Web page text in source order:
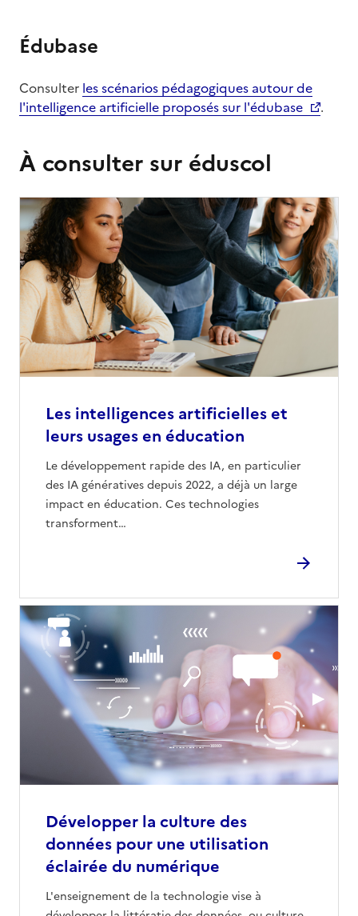
Édubase
Consulter les scénarios pédagogiques autour de
l'intelligence artificielle proposés sur l'édubase
.
À consulter sur éduscol
Les intelligences artificielles et
leurs usages en éducation
Le développement rapide des IA, en particulier
des IA génératives depuis 2022, a déjà un large
impact en éducation. Ces technologies
transforment…
Développer la culture des
données pour une utilisation
éclairée du numérique
L'enseignement de la technologie vise à